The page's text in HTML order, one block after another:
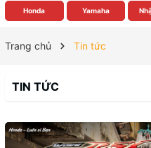
Honda Yamaha
Trang chủ Tin tức
TIN TỨC